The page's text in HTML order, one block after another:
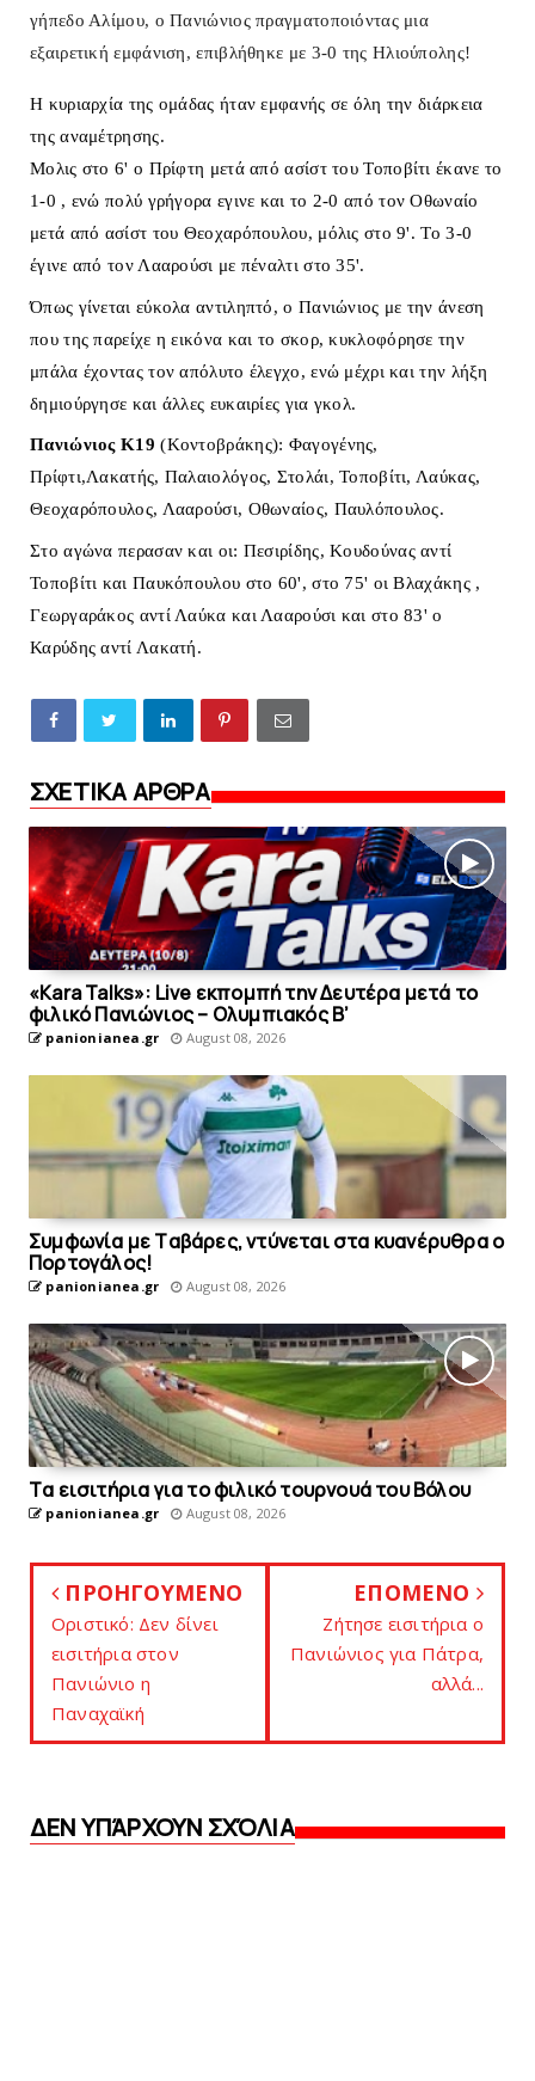
γήπεδο Αλίμου, o Πανιώνιος πραγματοποιόντας μια
εξαιρετική εμφάνιση, επιβλήθηκε με 3-0 της Ηλιούπολης!
Η κυριαρχία της ομάδας ήταν εμφανής σε όλη την διάρκεια
της αναμέτρησης.
Μολις στο 6' ο Πρίφτη μετά από ασίστ του Τοποβίτι έκανε το
1-0 , ενώ πολύ γρήγορα εγινε και το 2-0 από τον Οθωναίο
μετά από ασίστ του Θεοχαρόπουλου, μόλις στο 9'. Το 3-0
έγινε από τον Λααρούσι με πέναλτι στο 35'.
Όπως γίνεται εύκολα αντιληπτό, ο Πανιώνιος με την άνεση
που της παρείχε η εικόνα και το σκορ, κυκλοφόρησε την
μπάλα έχοντας τον απόλυτο έλεγχο, ενώ μέχρι και την λήξη
δημιούργησε και άλλες ευκαιρίες για γκολ.
Πανιώνιος Κ19 (Κοντοβράκης): Φαγογένης,
Πρίφτι,Λακατής, Παλαιολόγος, Στολάι, Τοποβίτι, Λαύκας,
Θεοχαρόπουλος, Λααρούσι, Οθωναίος, Παυλόπουλος.
Στο αγώνα περασαν και οι: Πεσιρίδης, Κουδούνας αντί
Τοποβίτι και Παυκόπουλου στο 60', στο 75' οι Βλαχάκης ,
Γεωργαράκος αντί Λαύκα και Λααρούσι και στο 83' ο
Καρύδης αντί Λακατή.
ΣΧΕΤΙΚΑ ΑΡΘΡΑ
«Kara Talks»: Live εκπομπή την Δευτέρα μετά το
φιλικό Πανιώνιος – Ολυμπιακός Β’
panionianea.gr August 08, 2026
Συμφωνία με Tαβάρες, ντύνεται στα κυανέρυθρα ο
Πορτογάλος!
panionianea.gr August 08, 2026
Tα εισιτήρια για το φιλικό τουρνουά του Bόλου
panionianea.gr August 08, 2026
ΠΡΟΗΓΟΥΜΕΝΟ
Οριστικό: Δεν δίνει
εισιτήρια στον
Πανιώνιo η
Παναχαϊκή
ΕΠΟΜΕΝΟ
Zήτησε εισιτήρια ο
Πανιώνιος για Πάτρα,
αλλά...
ΔΕΝ ΥΠΆΡΧΟΥΝ ΣΧΌΛΙΑ